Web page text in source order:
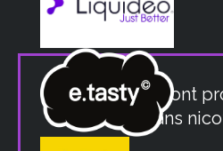
Nos produits sont
sans